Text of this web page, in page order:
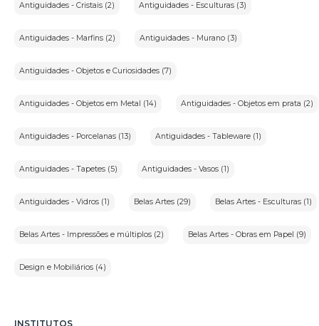
Antiguidades - Cristais (2) Antiguidades - Esculturas (3)
Antiguidades - Marfins (2) Antiguidades - Murano (3)
Antiguidades - Objetos e Curiosidades (7)
Antiguidades - Objetos em Metal (14) Antiguidades - Objetos em prata (2)
Antiguidades - Porcelanas (13) Antiguidades - Tableware (1)
Antiguidades - Tapetes (5) Antiguidades - Vasos (1)
Antiguidades - Vidros (1) Belas Artes (29) Belas Artes - Esculturas (1)
Belas Artes - Impressões e múltiplos (2) Belas Artes - Obras em Papel (9)
Design e Mobiliários (4)
INSTITUTOS